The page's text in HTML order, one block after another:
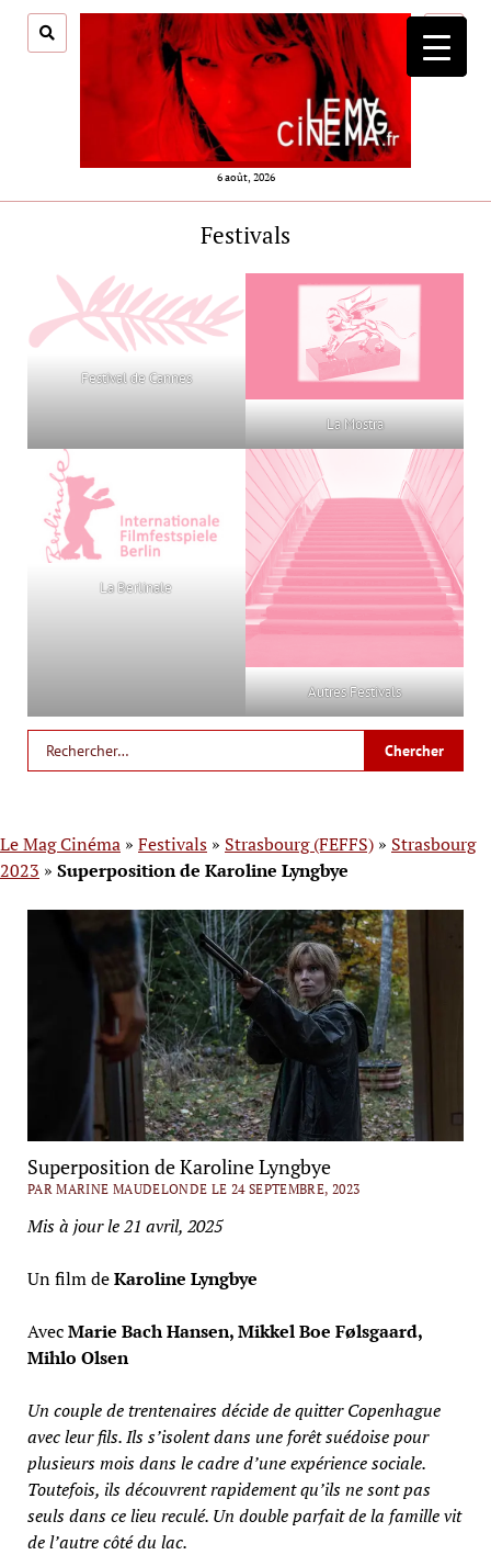
6 août, 2026
menu
Festivals
Festival de Cannes
La Mostra
La Berlinale
Autres Festivals
Le Mag Cinéma » Festivals » Strasbourg (FEFFS) » Strasbourg
2023 » Superposition de Karoline Lyngbye
Superposition de Karoline Lyngbye
PAR MARINE MAUDELONDE LE 24 SEPTEMBRE, 2023
Mis à jour le 21 avril, 2025
Un film deKaroline Lyngbye
AvecMarie Bach Hansen, Mikkel Boe Følsgaard,
Mihlo Olsen
Un couple de trentenaires décide de quitter Copenhague
avec leur fils. Ils s’isolent dans une forêt suédoise pour
plusieurs mois dans le cadre d’une expérience sociale.
Toutefois, ils découvrent rapidement qu’ils ne sont pas
seuls dans ce lieu reculé. Un double parfait de la famille vit
de l’autre côté du lac.